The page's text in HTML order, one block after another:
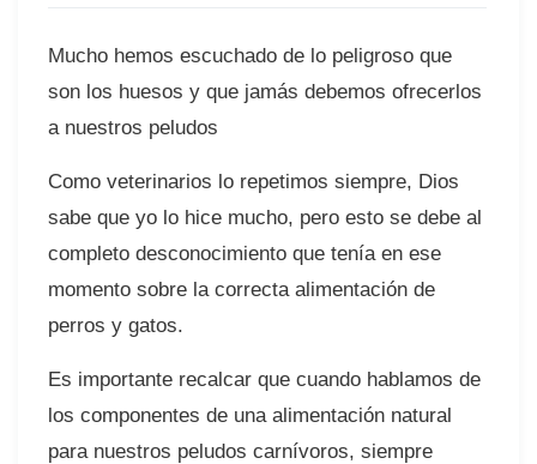
Mucho hemos escuchado de lo peligroso que
son los huesos y que jamás debemos ofrecerlos
a nuestros peludos
Como veterinarios lo repetimos siempre, Dios
sabe que yo lo hice mucho, pero esto se debe al
completo desconocimiento que tenía en ese
momento sobre la correcta alimentación de
perros y gatos.
Es importante recalcar que cuando hablamos de
los componentes de una alimentación natural
para nuestros peludos carnívoros, siempre